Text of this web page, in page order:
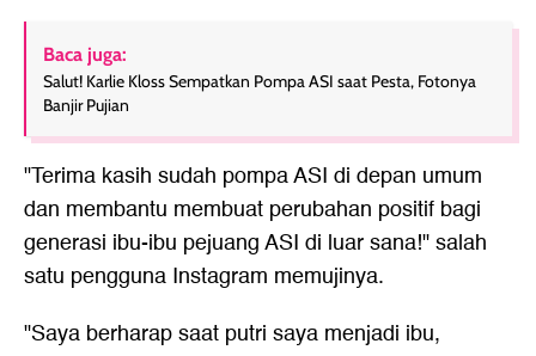
Baca juga:
Salut! Karlie Kloss Sempatkan Pompa ASI saat Pesta, Fotonya
Banjir Pujian
"Terima kasih sudah pompa ASI di depan umum
dan membantu membuat perubahan positif bagi
generasi ibu-ibu pejuang ASI di luar sana!" salah
satu pengguna Instagram memujinya.
"Saya berharap saat putri saya menjadi ibu,